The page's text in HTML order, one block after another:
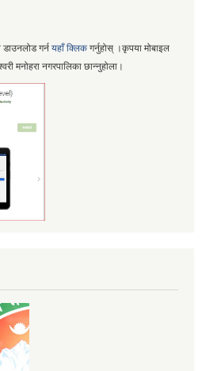
डाउनलोड गर्न यहाँ क्लिक गर्नुहोस् ।कृपया मोबाइल
मनोहरा नगरपालिका छान्नुहोला।